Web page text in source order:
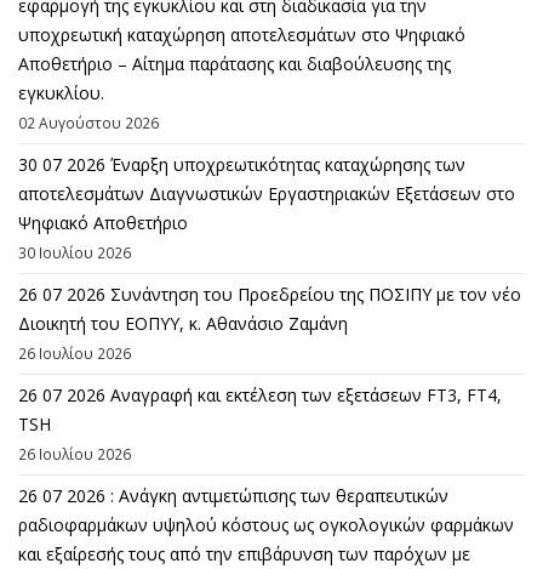
εφαρμογή της εγκυκλίου και στη διαδικασία για την
υποχρεωτική καταχώρηση αποτελεσμάτων στο Ψηφιακό
Αποθετήριο – Αίτημα παράτασης και διαβούλευσης της
εγκυκλίου.
02 Αυγούστου 2026
30 07 2026 Έναρξη υποχρεωτικότητας καταχώρησης των
αποτελεσμάτων Διαγνωστικών Εργαστηριακών Εξετάσεων στο
Ψηφιακό Αποθετήριο
30 Ιουλίου 2026
26 07 2026 Συνάντηση του Προεδρείου της ΠΟΣΙΠΥ με τον νέο
Διοικητή του ΕΟΠΥΥ, κ. Αθανάσιο Ζαμάνη
26 Ιουλίου 2026
26 07 2026 Αναγραφή και εκτέλεση των εξετάσεων FT3, FT4,
TSH
26 Ιουλίου 2026
26 07 2026 : Ανάγκη αντιμετώπισης των θεραπευτικών
ραδιοφαρμάκων υψηλού κόστους ως ογκολογικών φαρμάκων
και εξαίρεσής τους από την επιβάρυνση των παρόχων με